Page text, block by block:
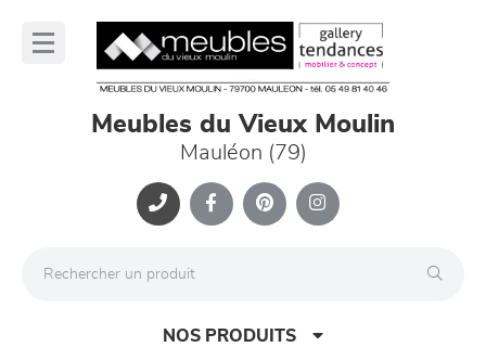
Meubles du Vieux Moulin
Mauléon (79)
NOS PRODUITS